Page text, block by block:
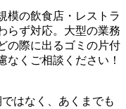
模の飲食店・レストラ
らず対応。大型の業務
の際に出るゴミの片付
なくご相談ください！
はなく、あくまでも